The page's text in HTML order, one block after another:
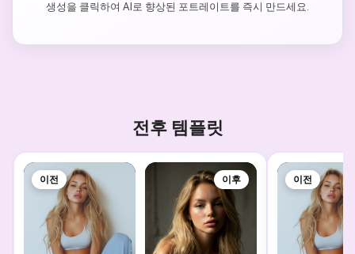
생성을 클릭하여 AI로 향상된 포트레이트를 즉시 만드세요.
전후 템플릿
이전 이후 이전